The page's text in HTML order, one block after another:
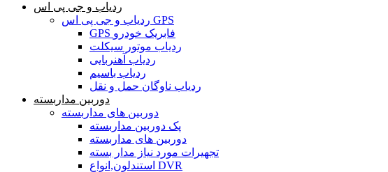
ردیاب و جی پی اس
ردیاب و جی پی اس GPS
GPS فابریک خودرو
ردیاب موتور سیکلت
ردیاب آهنربایی
ردیاب باسیم
ردیاب ناوگان حمل و نقل
دوربین مداربسته
دوربین های مداربسته
پک دوربین مداربسته
دوربین های مداربسته
تجهیرات مورد نیاز مدار بسته
استندلون,انواع DVR